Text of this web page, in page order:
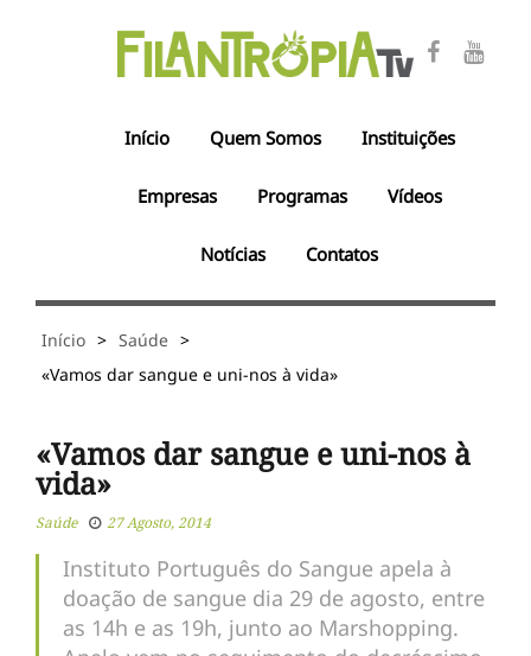
Início Quem Somos Instituições
Empresas Programas Vídeos
Notícias Contatos
Início > Saúde >
«Vamos dar sangue e uni-nos à vida»
«Vamos dar sangue e uni-nos à
vida»
Saúde 27 Agosto, 2014
Instituto Português do Sangue apela à
doação de sangue dia 29 de agosto, entre
as 14h e as 19h, junto ao Marshopping.